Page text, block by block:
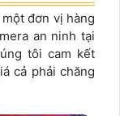
đơn vị hàng
an ninh tại
tôi cam kết
cả phải chăng